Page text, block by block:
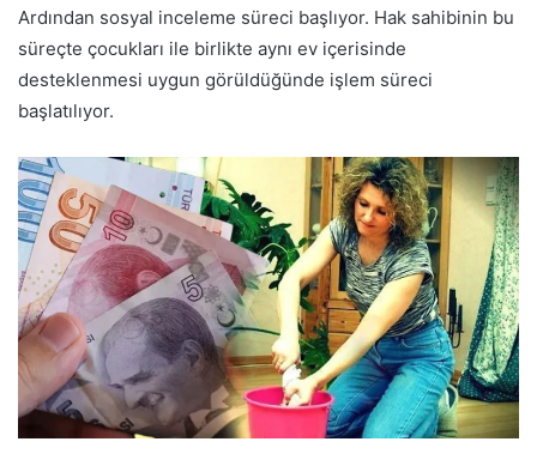
Ardından sosyal inceleme süreci başlıyor. Hak sahibinin bu
süreçte çocukları ile birlikte aynı ev içerisinde
desteklenmesi uygun görüldüğünde işlem süreci
başlatılıyor.